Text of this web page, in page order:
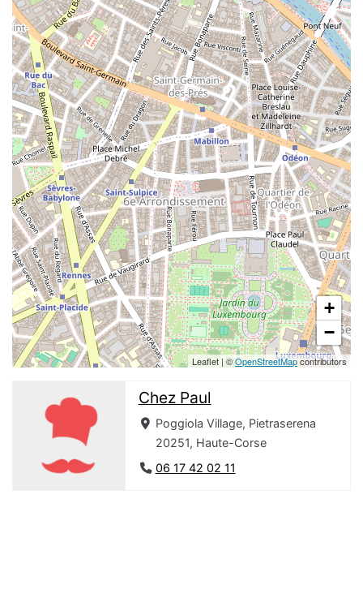
Chez Paul
Poggiola Village, Pietraserena
20251, Haute-Corse
06 17 42 02 11
+
−
Leaflet |©OpenStreetMapcontributors